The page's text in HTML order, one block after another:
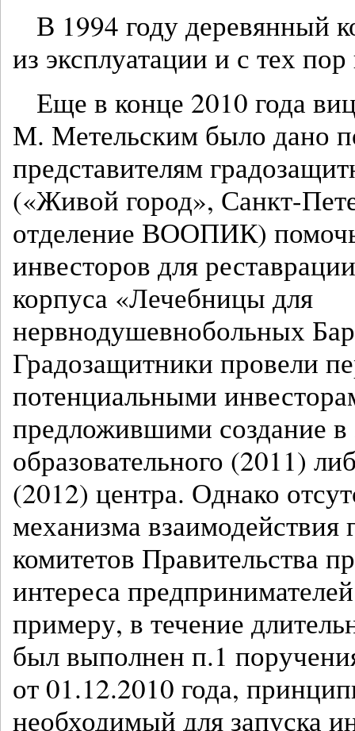
В 1994 году деревянный
из эксплуатации и с тех
Еще в конце 2010 года
М. Метельским было дано
представителям
(«Живой город», Санкт-
отделение ВООПИК)
инвесторов для
корпуса «Лечебницы для
нервнодушевнобольных
Градозащитники провели
потенциальными
предложившими создание в
образовательного (2011)
(2012) центра. Однако
механизма взаимодействия
комитетов Правительства
интереса
примеру, в течение
был выполнен п.1
от 01.12.2010 года,
необходимый для запуска